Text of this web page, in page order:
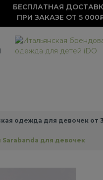
БЕСПЛАТНАЯ
ПРИ ЗАКАЗЕ ОТ 5
одежда для девочек от
Sarabanda для девочек